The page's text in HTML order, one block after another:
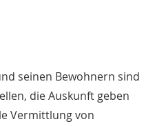
seinen Bewohnern sind
die Auskunft geben
Vermittlung von